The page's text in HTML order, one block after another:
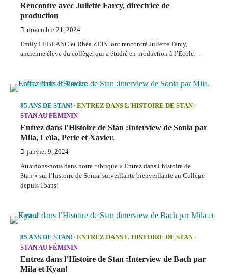
Rencontre avec Juliette Farcy, directrice de
production
novembre 21, 2024
Emily LEBLANC et Rhéa ZEIN ont rencontré Juliette Farcy,
ancienne élève du collège, qui a étudié en production à l’École…
85 ANS DE STAN!
ENTREZ DANS L'HISTOIRE DE STAN
STAN AU FÉMININ
Entrez dans l’Histoire de Stan :Interview de Sonia par
Mila, Leïla, Perle et Xavier.
janvier 9, 2024
Attardons-nous dans notre rubrique « Entrez dans l’histoire de
Stan » sur l’histoire de Sonia, surveillante bienveillante au Collège
depuis 15ans!
85 ANS DE STAN!
ENTREZ DANS L'HISTOIRE DE STAN
STAN AU FÉMININ
Entrez dans l’Histoire de Stan :Interview de Bach par
Mila et Kyan!